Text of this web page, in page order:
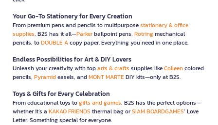
Your Go-To Stationery for Every Creation
From premium pens and pencils to multipurposestationary & office
supplies, B2S has it all—Parkerballpoint pens, Rotringmechanical
pencils, toDOUBLE Acopy paper. Everything you need in one place.
Endless Possibilities for Art & DIY Lovers
Unleash your creativity with toparts & crafts supplies likeColleencolored
pencils, Pyramideasels, andMONT MARTEDIY kits—only at B2S.
Toys & Gifts for Every Celebration
From educational toys togifts and games, B2S has the perfect options—
whether it’s a KAKAO FRIENDS thermal bag orSIAM BOARDGAMES’ Love
Letter. Something special for everyone.